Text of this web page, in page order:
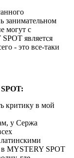
занимательном
могут с
является
- это все-таки
критику в мой
у Сержа
в MYSTERY SPOT